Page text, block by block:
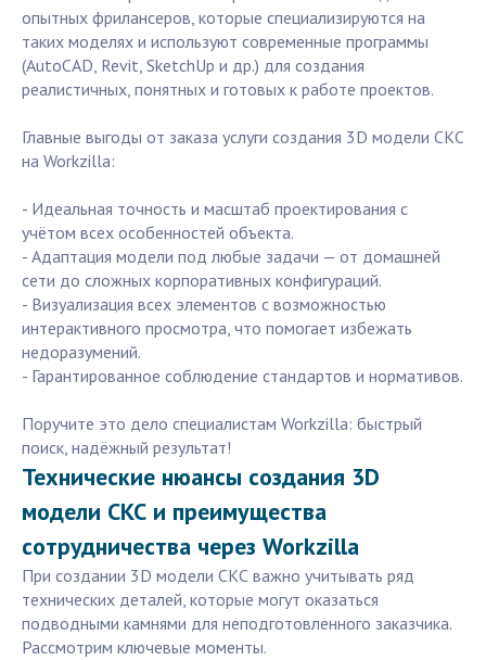
опытных фрилансеров, которые специализируются на
таких моделях и используют современные программы
(AutoCAD, Revit, SketchUp и др.) для создания
реалистичных, понятных и готовых к работе проектов.
Главные выгоды от заказа услуги создания 3D модели СКС
на Workzilla:
- Идеальная точность и масштаб проектирования с
учётом всех особенностей объекта.
- Адаптация модели под любые задачи — от домашней
сети до сложных корпоративных конфигураций.
- Визуализация всех элементов с возможностью
интерактивного просмотра, что помогает избежать
недоразумений.
- Гарантированное соблюдение стандартов и нормативов.
Поручите это дело специалистам Workzilla: быстрый
поиск, надёжный результат!
Технические нюансы создания 3D
модели СКС и преимущества
сотрудничества через Workzilla
При создании 3D модели СКС важно учитывать ряд
технических деталей, которые могут оказаться
подводными камнями для неподготовленного заказчика.
Рассмотрим ключевые моменты.